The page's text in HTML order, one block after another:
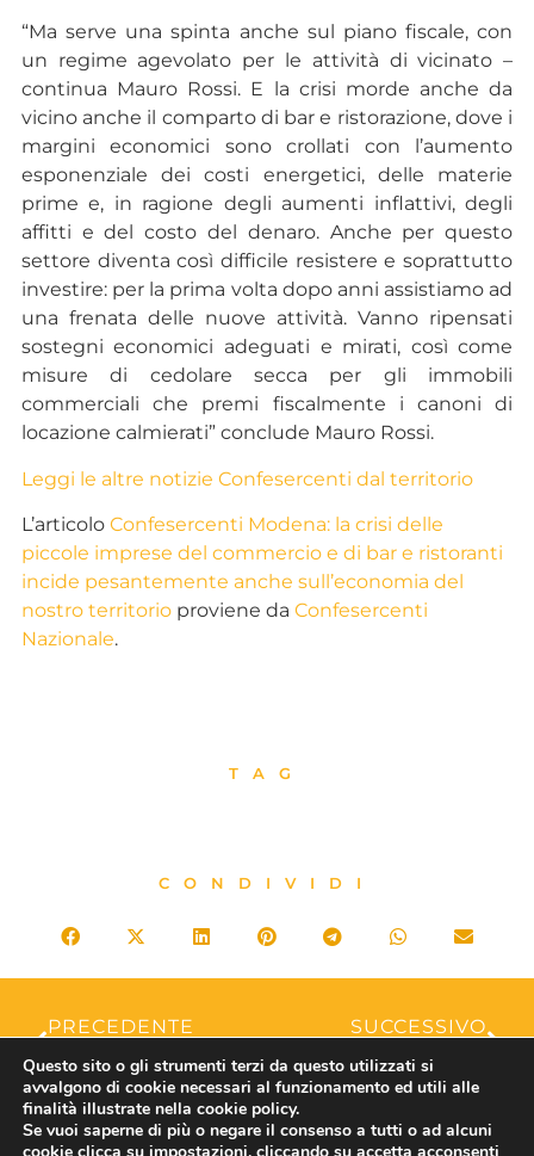
“Ma serve una spinta anche sul piano fiscale, con
un regime agevolato per le attività di vicinato –
continua Mauro Rossi. E la crisi morde anche da
vicino anche il comparto di bar e ristorazione, dove i
margini economici sono crollati con l’aumento
esponenziale dei costi energetici, delle materie
prime e, in ragione degli aumenti inflattivi, degli
affitti e del costo del denaro. Anche per questo
settore diventa così difficile resistere e soprattutto
investire: per la prima volta dopo anni assistiamo ad
una frenata delle nuove attività. Vanno ripensati
sostegni economici adeguati e mirati, così come
misure di cedolare secca per gli immobili
commerciali che premi fiscalmente i canoni di
locazione calmierati” conclude Mauro Rossi.
Leggi le altre notizie Confesercenti dal territorio
L’articolo Confesercenti Modena: la crisi delle
piccole imprese del commercio e di bar e ristoranti
incide pesantemente anche sull’economia del
nostro territorioproviene da Confesercenti
Nazionale.
TAG
CONDIVIDI
PRECEDENTE
SUCCESSIVO
Questo sito o gli strumenti terzi da questo utilizzati si
avvalgono di cookie necessari al funzionamento ed utili alle
finalità illustrate nella cookie policy.
Se vuoi saperne di più o negare il consenso a tutti o ad alcuni